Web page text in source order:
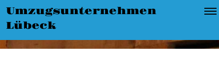
Umzugsunternehmen
Lübeck